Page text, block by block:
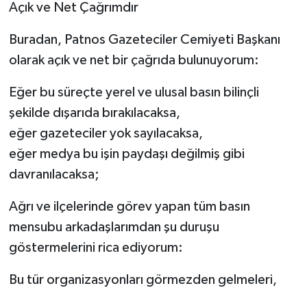
Açık ve Net Çağrımdır
Buradan, Patnos Gazeteciler Cemiyeti Başkanı
olarak açık ve net bir çağrıda bulunuyorum:
Eğer bu süreçte yerel ve ulusal basın bilinçli
şekilde dışarıda bırakılacaksa,
eğer gazeteciler yok sayılacaksa,
eğer medya bu işin paydaşı değilmiş gibi
davranılacaksa;
Ağrı ve ilçelerinde görev yapan tüm basın
mensubu arkadaşlarımdan şu duruşu
göstermelerini rica ediyorum:
Bu tür organizasyonları görmezden gelmeleri,